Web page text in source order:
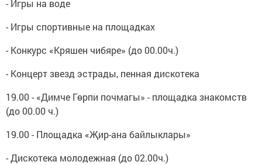
- Игры на воде
- Игры спортивные на площадках
- Конкурс «Кряшен чибяре» (до 00.00ч.)
- Концерт звезд эстрады, пенная дискотека
19.00 - «Димче Гөрпи почмагы» - площадка знакомств
(до 00.00 ч.)
19.00 - Площадка «Җир-ана байлыклары»
- Дискотека молодежная (до 02.00ч.)